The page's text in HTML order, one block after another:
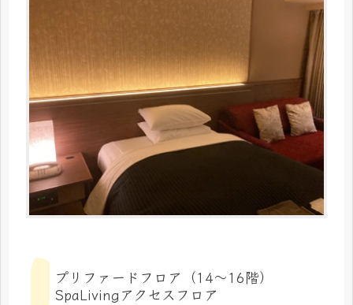
プリファードフロア（14〜16階）
SpaLivingアクセスフロア